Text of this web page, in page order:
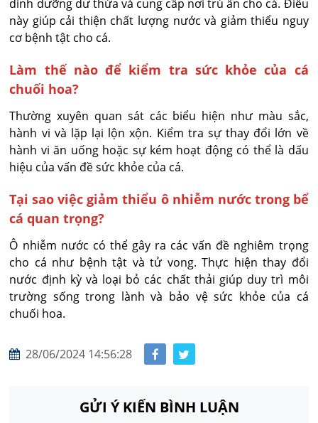
dinh dưỡng dư thừa và cung cấp nơi trú ẩn cho cá. Điều
này giúp cải thiện chất lượng nước và giảm thiểu nguy
cơ bệnh tật cho cá.
Làm thế nào để kiểm tra sức khỏe của cá
chuối hoa?
Thường xuyên quan sát các biểu hiện như màu sắc,
hành vi và lặp lại lộn xộn. Kiểm tra sự thay đổi lớn về
hành vi ăn uống hoặc sự kém hoạt động có thể là dấu
hiệu của vấn đề sức khỏe của cá.
Tại sao việc giảm thiểu ô nhiễm nước trong bể
cá quan trọng?
Ô nhiễm nước có thể gây ra các vấn đề nghiêm trọng
cho cá như bệnh tật và tử vong. Thực hiện thay đổi
nước định kỳ và loại bỏ các chất thải giúp duy trì môi
trường sống trong lành và bảo vệ sức khỏe của cá
chuối hoa.
28/06/2024 14:56:28
GỬI Ý KIẾN BÌNH LUẬN